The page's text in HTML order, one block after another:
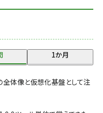
1か月
全体像と仮想化基盤として注